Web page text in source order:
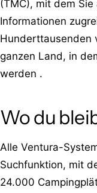
(TMC), mit dem
Informationen
Hunderttausenden
ganzen Land, in
werden .
Wo du
Alle Ventura-
Suchfunktion, mit
24.000